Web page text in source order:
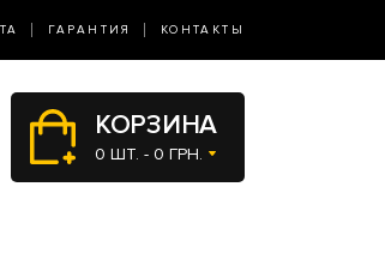
ГАРАНТИЯ КОНТАКТЫ
КОРЗИНА
0 ШТ. - 0 ГРН.